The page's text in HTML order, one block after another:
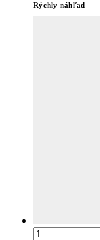
Rýchly náhľad